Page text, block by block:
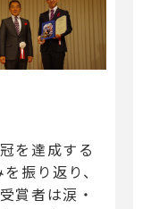
を達成する
振り返り、
賞者は涙・